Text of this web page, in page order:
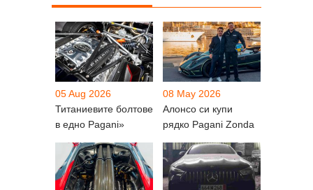
05 Aug 2026
Титаниевите болтове
в едно Pagani»
08 May 2026
Алонсо си купи
рядко Pagani Zonda